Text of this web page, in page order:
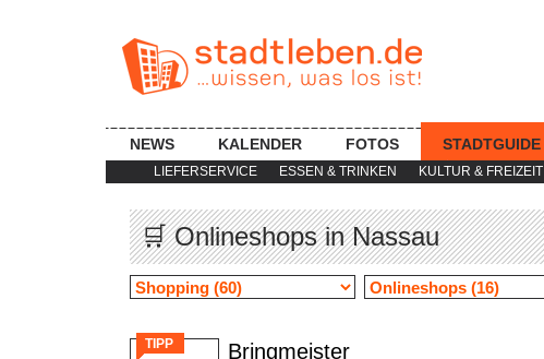
LIEFERSERVICE ESSEN & TRINKEN KULTUR & FREIZEIT
NEWS KALENDER FOTOS STADTGUIDE
🛒 Onlineshops in Nassau
TIPP Bringmeister